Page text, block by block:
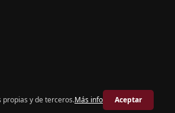
© 2026 Crónica Cantabria
propias y de terceros.Más info Aceptar